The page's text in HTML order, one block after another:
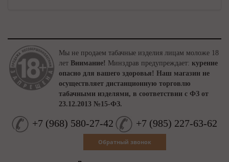
Мы не продаем табачные изделия лицам моложе 18
лет Внимание! Минздрав предупреждает: курение
опасно для вашего здоровья! Наш магазин не
осуществляет дистанционную торговлю
табачными изделями, в соответствии с ФЗ от
23.12.2013 №15-ФЗ.
+7 (968) 580-27-42 +7 (985) 227-63-62
Обратный звонок